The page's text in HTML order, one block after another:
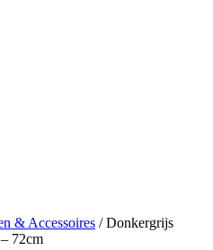
& Accessoires / Donkergrijs
72cm